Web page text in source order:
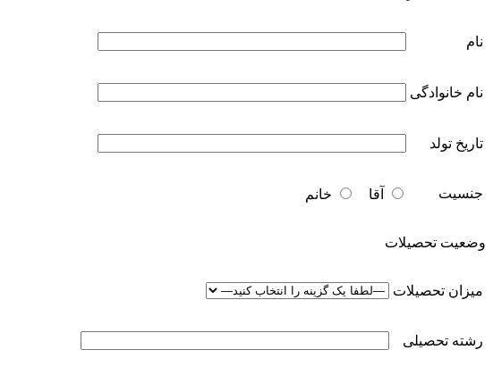
نام
نام خانوادگی
تاریخ تولد
جنسیت آقا خانم
وضعیت تحصیلات
میزان تحصیلات
رشته تحصیلی